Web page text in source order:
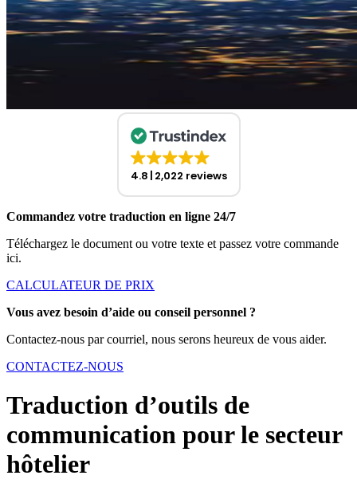
4.8 2,022 reviews
Commandez votre traduction en ligne 24/7
Téléchargez le document ou votre texte et passez votre commande
ici.
CALCULATEUR DE PRIX
Vous avez besoin d’aide ou conseil personnel ?
Contactez-nous par courriel, nous serons heureux de vous aider.
CONTACTEZ-NOUS
Traduction d’outils de
communication pour le secteur
hôtelier